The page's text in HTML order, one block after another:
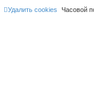
Часовой
Удалить cookies